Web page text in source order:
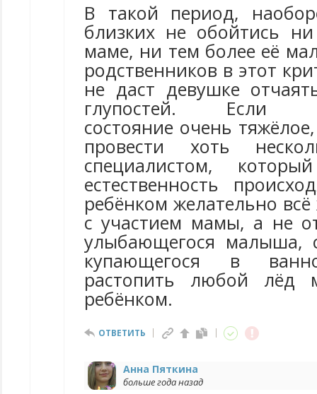
В такой период,
близких не обойтись
маме, ни тем более её
родственников в этот
не даст девушке
глупостей. Если
состояние очень
провести хоть
специалистом,
естественность
ребёнком желательно
с участием мамы, а не
улыбающегося малыша,
купающегося в
растопить любой
ребёнком.
ОТВЕТИТЬ
Анна Пяткина
больше года назад